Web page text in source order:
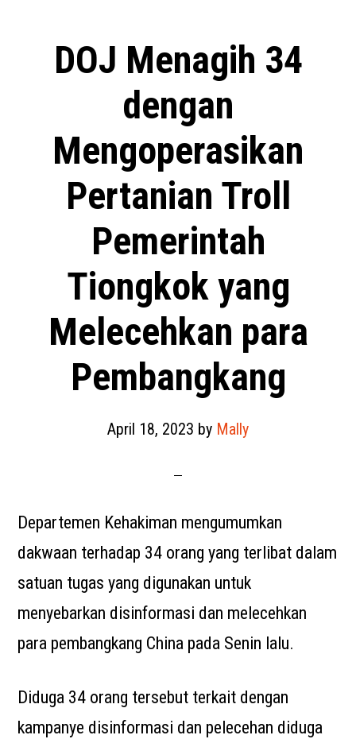
DOJ Menagih 34
dengan
Mengoperasikan
Pertanian Troll
Pemerintah
Tiongkok yang
Melecehkan para
Pembangkang
April 18, 2023 by Mally
Departemen Kehakiman mengumumkan
dakwaan terhadap 34 orang yang terlibat dalam
satuan tugas yang digunakan untuk
menyebarkan disinformasi dan melecehkan
para pembangkang China pada Senin lalu.
Diduga 34 orang tersebut terkait dengan
kampanye disinformasi dan pelecehan diduga